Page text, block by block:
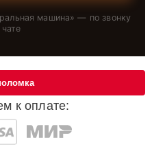
машина» — по звонку
к оплате: